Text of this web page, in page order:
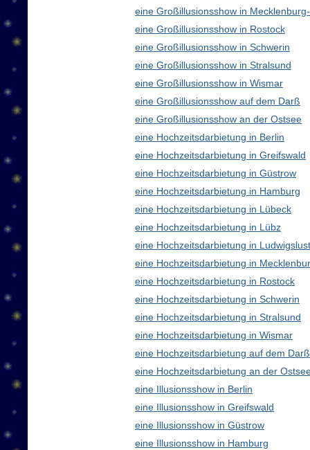
eine Großillusionsshow in
eine Großillusionsshow in Rostock
eine Großillusionsshow in Schwerin
eine Großillusionsshow in Stralsund
eine Großillusionsshow in Wismar
eine Großillusionsshow auf dem Darß
eine Großillusionsshow an der Ostsee
eine Hochzeitsdarbietung in Berlin
eine Hochzeitsdarbietung in Greifswald
eine Hochzeitsdarbietung in Güstrow
eine Hochzeitsdarbietung in Hamburg
eine Hochzeitsdarbietung in Lübeck
eine Hochzeitsdarbietung in Lübz
eine Hochzeitsdarbietung in Ludwigslust
eine Hochzeitsdarbietung in
eine Hochzeitsdarbietung in Rostock
eine Hochzeitsdarbietung in Schwerin
eine Hochzeitsdarbietung in Stralsund
eine Hochzeitsdarbietung in Wismar
eine Hochzeitsdarbietung auf dem Darß
eine Hochzeitsdarbietung an der
eine Illusionsshow in Berlin
eine Illusionsshow in Greifswald
eine Illusionsshow in Güstrow
eine Illusionsshow in Hamburg